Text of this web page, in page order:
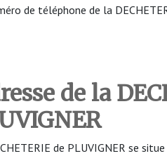
de téléphone de la
de la
de PLUVIGNER se